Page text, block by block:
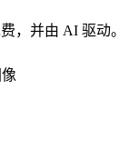
，并由 AI 驱动。